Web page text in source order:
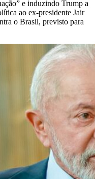
e induzindo Trump a
ao ex-presidente Jair
o Brasil, previsto para